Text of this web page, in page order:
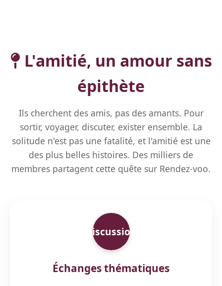
L'amitié, un amour sans
épithète
Ils cherchent des amis, pas des amants. Pour
sortir, voyager, discuter, exister ensemble. La
solitude n'est pas une fatalité, et l'amitié est une
des plus belles histoires. Des milliers de
membres partagent cette quête sur Rendez-voo.
Discussion
Échanges thématiques